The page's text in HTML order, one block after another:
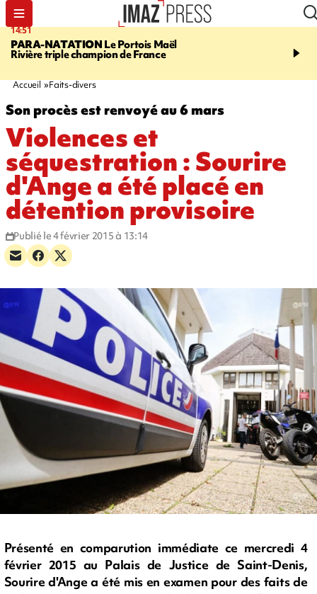
14:51
PARA-NATATION Le Portois Maël
Rivière triple champion de France
17:12
s'envolent pour
Accueil Faits-divers
Son procès est renvoyé au 6 mars
Violences et
séquestration : Sourire
d'Ange a été placé en
détention provisoire
Publié le 4 février 2015 à 13:14
Présenté en comparution immédiate ce mercredi 4
février 2015 au Palais de Justice de Saint-Denis,
Sourire d'Ange a été mis en examen pour des faits de